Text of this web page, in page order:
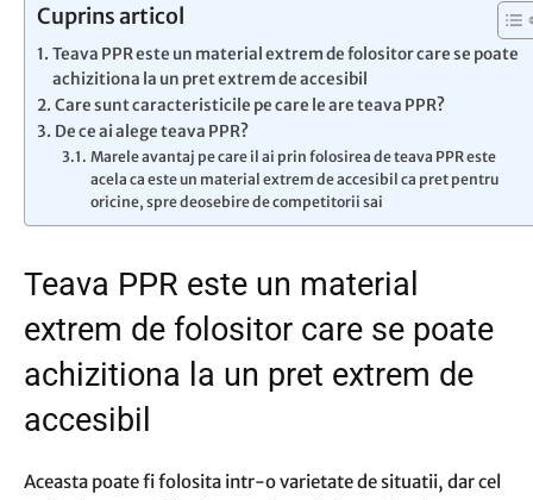
Cuprins articol
Teava PPR este un material extrem de folositor care se poate
achizitiona la un pret extrem de accesibil
Care sunt caracteristicile pe care le are teava PPR?
De ce ai alege teava PPR?
Marele avantaj pe care il ai prin folosirea de teava PPR este
acela ca este un material extrem de accesibil ca pret pentru
oricine, spre deosebire de competitorii sai
Teava PPR este un material
extrem de folositor care se poate
achizitiona la un pret extrem de
accesibil
Aceasta poate fi folosita intr-o varietate de situatii, dar cel